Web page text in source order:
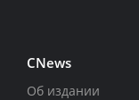
CNews
Об издании